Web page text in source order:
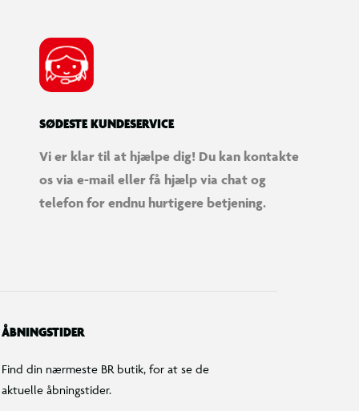
SØDESTE KUNDESERVICE
Vi er klar til at hjælpe dig! Du kan kontakte
os via e-mail eller få hjælp via chat og
telefon for endnu hurtigere betjening.
ÅBNINGSTIDER
Find din nærmeste BR butik, for at se de
aktuelle åbningstider.